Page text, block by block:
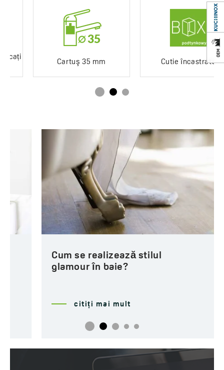
Serie Largo
Cartuş 35 mm Cutie încastrată
Cum se realizează stilul
glamour în baie?
citiți mai mult